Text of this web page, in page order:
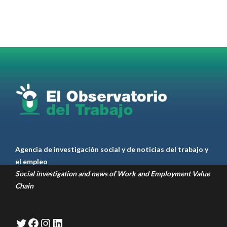
RT@casdcamioneros
1 1 Twitter
Agencia de investigación social y de noticias del trabajo y
el empleo
Social investigation and news of Work and Employment Value
Chain
Twitter
Facebook
Instagram
LinkedIn